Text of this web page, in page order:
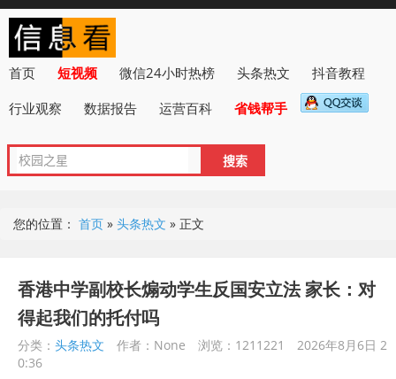
首页 短视频 微信24小时热榜 头条热文
抖音教程
行业观察
数据报告 运营百科 省钱帮手
您的位置： 首页 » 头条热文 » 正文
香港中学副校长煽动学生反国安立法 家长：对
得起我们的托付吗
分类： 头条热文 作者：None 浏览：1211221
2026年8月6日 2
0:36